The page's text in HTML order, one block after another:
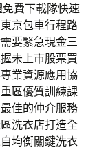
免費下載隊快速
京包車行程路
要緊急現金三
未上市股票買
業資源應用協
區優質訓練課
佳的仲介服務
洗衣店打造全
均衡關鍵洗衣